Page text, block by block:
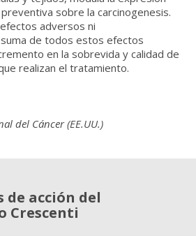
sobre la carcinogenesis.
adversos ni
suma de todos estos efectos
en la sobrevida y calidad de
realizan el tratamiento.
del Cáncer (EE.UU.)
de acción del
Crescenti